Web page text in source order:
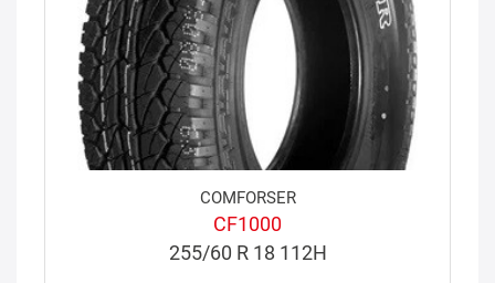
COMFORSER
CF1000
255/60 R 18 112H